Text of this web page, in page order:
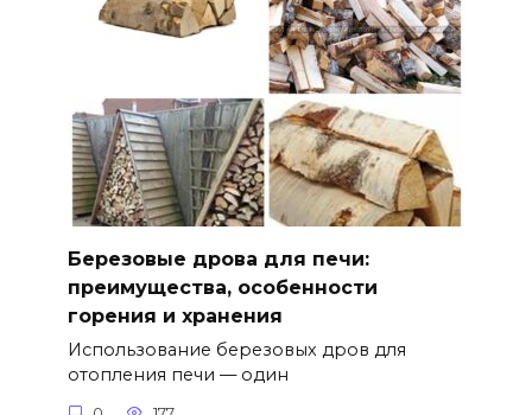
Березовые дрова для печи:
преимущества, особенности
горения и хранения
Использование березовых дров для
отопления печи — один